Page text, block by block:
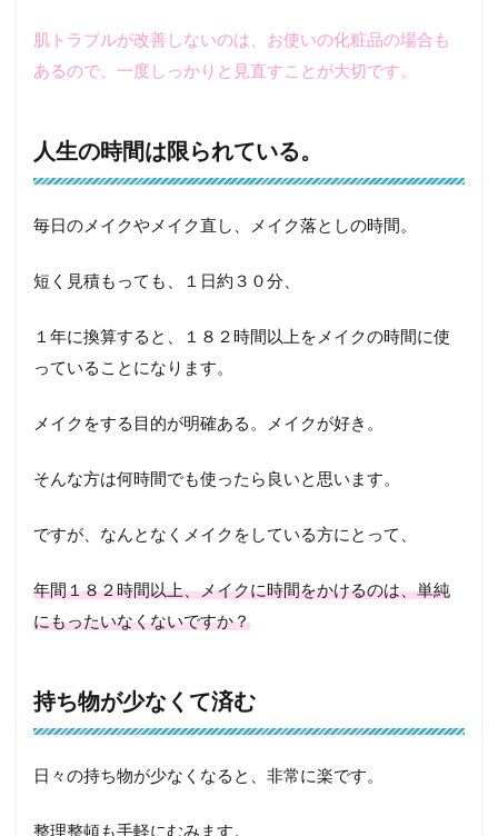
肌トラブルが改善しないのは、お使いの化粧品の場合も
あるので、一度しっかりと見直すことが大切です。
人生の時間は限られている。
毎日のメイクやメイク直し、メイク落としの時間。
短く見積もっても、１日約３０分、
１年に換算すると、１８２時間以上をメイクの時間に使
っていることになります。
メイクをする目的が明確ある。メイクが好き。
そんな方は何時間でも使ったら良いと思います。
ですが、なんとなくメイクをしている方にとって、
年間１８２時間以上、メイクに時間をかけるのは、単純
にもったいなくないですか？
持ち物が少なくて済む
日々の持ち物が少なくなると、非常に楽です。
整理整頓も手軽にむみます。